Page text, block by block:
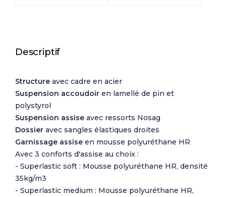
Descriptif
Structure avec cadre en acier
Suspension accoudoir en lamellé de pin et
polystyrol
Suspension assise avec ressorts Nosag
Dossier avec sangles élastiques droites
Garnissage assise en mousse polyuréthane HR
Avec 3 conforts d'assise au choix :
- Superlastic soft : Mousse polyuréthane HR, densité
35kg/m3
- Superlastic medium : Mousse polyuréthane HR,